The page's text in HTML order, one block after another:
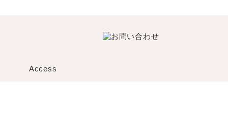
Access